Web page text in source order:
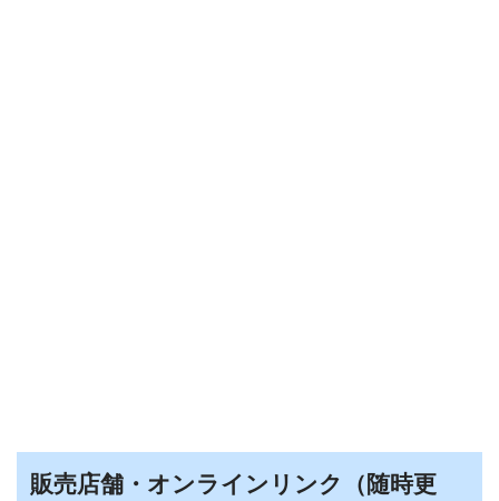
販売店舗・オンラインリンク（随時更